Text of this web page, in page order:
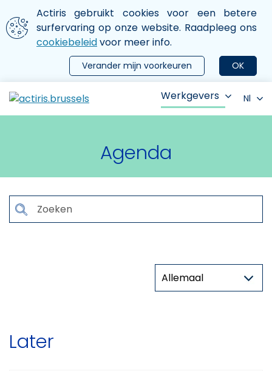
Aller au contenu principal
We gebruiken cookies
Actiris gebruikt cookies voor een betere
surfervaring op onze website. Raadpleeg ons
cookiebeleidvoor meer info.
OK
Verander mijn voorkeuren
le menu
Werkgevers Nl
Agenda
Rechercher
Thema
Later